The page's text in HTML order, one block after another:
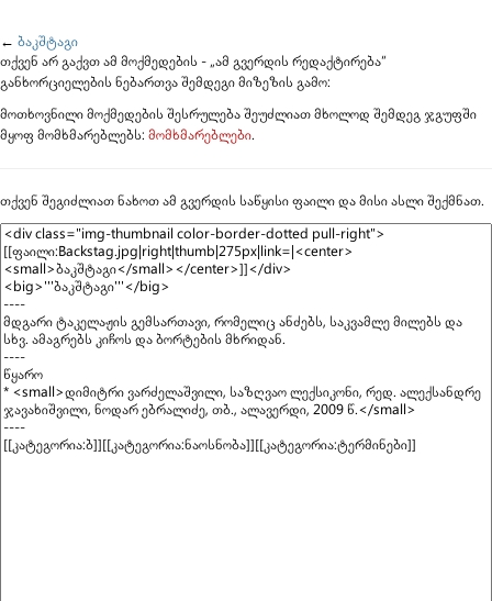
← ბაკშტაგი
თქვენ არ გაქვთ ამ მოქმედების - „ამ გვერდის რედაქტირება“
განხორციელების ნებართვა შემდეგი მიზეზის გამო:
მოთხოვნილი მოქმედების შესრულება შეუძლიათ მხოლოდ შემდეგ ჯგუფში
მყოფ მომხმარებლებს: მომხმარებლები.
თქვენ შეგიძლიათ ნახოთ ამ გვერდის საწყისი ფაილი და მისი ასლი შექმნათ.